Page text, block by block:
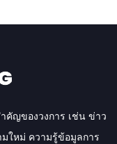
คัญของวงการ เช่น ข่าว
มใหม่ ความรู้ข้อมูลการ